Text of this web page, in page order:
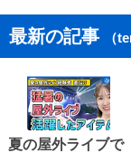
最新の記事 （
夏の屋外ライブで